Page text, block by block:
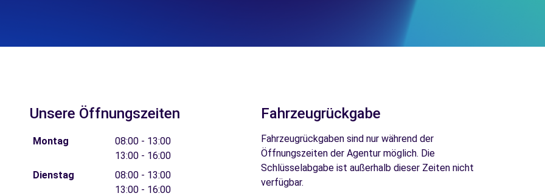
Unsere Öffnungszeiten
Montag
08:00 - 13:00
13:00 - 16:00
Dienstag
08:00 - 13:00
13:00 - 16:00
Fahrzeugrückgabe
Fahrzeugrückgaben sind nur während der
Öffnungszeiten der Agentur möglich. Die
Schlüsselabgabe ist außerhalb dieser Zeiten nicht
verfügbar.